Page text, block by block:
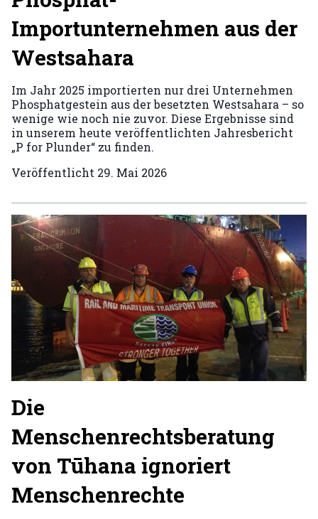
Importunternehmen aus der
Westsahara
Im Jahr 2025 importierten nur drei Unternehmen
Phosphatgestein aus der besetzten Westsahara – so
wenige wie noch nie zuvor. Diese Ergebnisse sind
in unserem heute veröffentlichten Jahresbericht
„P for Plunder“ zu finden.
Veröffentlicht 29. Mai 2026
Die
Menschenrechtsberatung
von Tūhana ignoriert
Menschenrechte